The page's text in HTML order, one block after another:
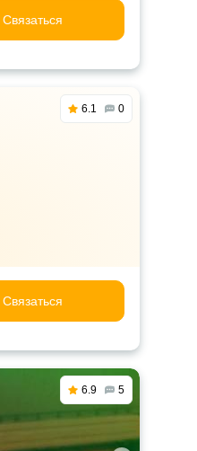
Связаться
6.1 0
Связаться
6.9 5